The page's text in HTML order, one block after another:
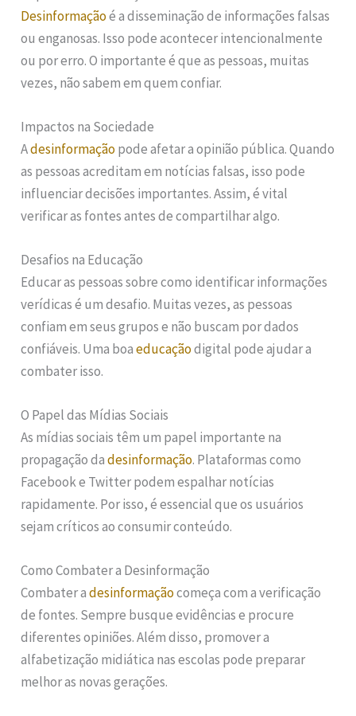
Desinformaçãoé a disseminação de informações falsas
ou enganosas. Isso pode acontecer intencionalmente
ou por erro. O importante é que as pessoas, muitas
vezes, não sabem em quem confiar.
Impactos na Sociedade
Adesinformaçãopode afetar a opinião pública. Quando
as pessoas acreditam em notícias falsas, isso pode
influenciar decisões importantes. Assim, é vital
verificar as fontes antes de compartilhar algo.
Desafios na Educação
Educar as pessoas sobre como identificar informações
verídicas é um desafio. Muitas vezes, as pessoas
confiam em seus grupos e não buscam por dados
confiáveis. Uma boaeducaçãodigital pode ajudar a
combater isso.
O Papel das Mídias Sociais
As mídias sociais têm um papel importante na
propagação dadesinformação. Plataformas como
Facebook e Twitter podem espalhar notícias
rapidamente. Por isso, é essencial que os usuários
sejam críticos ao consumir conteúdo.
Como Combater a Desinformação
Combater adesinformaçãocomeça com a verificação
de fontes. Sempre busque evidências e procure
diferentes opiniões. Além disso, promover a
alfabetização midiática nas escolas pode preparar
melhor as novas gerações.